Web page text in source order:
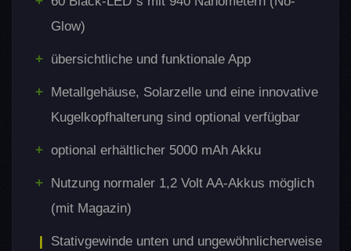
Metallgehäuse,
Glow)
übersichtliche und funktionale App
Metallgehäuse, Solarzelle und eine innovative
Kugelkopfhalterung sind optional verfügbar
optional erhältlicher 5000 mAh Akku
Nutzung normaler 1,2 Volt AA-Akkus möglich
(mit Magazin)
Stativgewinde unten und ungewöhnlicherweise